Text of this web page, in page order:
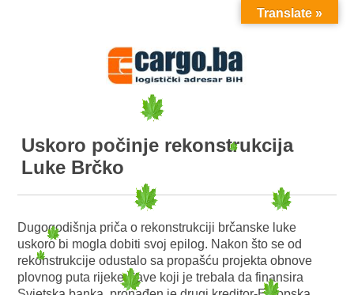
MENU
Uskoro počinje rekonstrukcija
Luke Brčko
Dugogodišnja priča o rekonstrukciji brčanske luke
uskoro bi mogla dobiti svoj epilog. Nakon što se od
rekonstrukcije odustalo sa propašću projekta obnove
plovnog puta rijeke Save koji je trebala da finansira
Translate »